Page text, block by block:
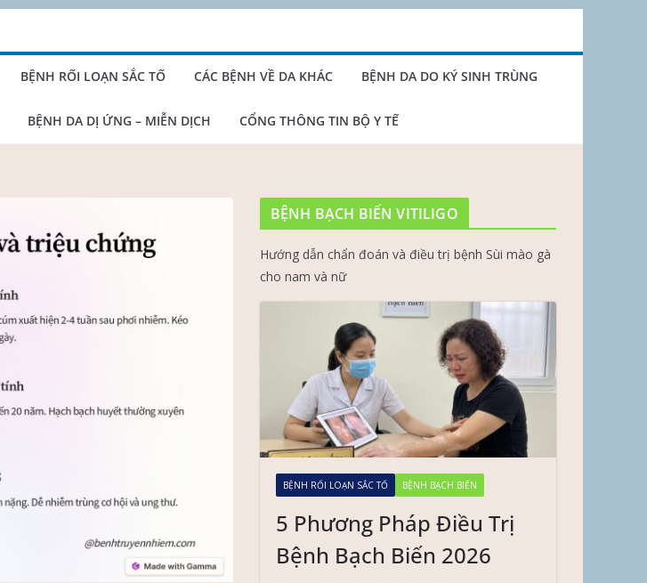
BỆNH RỐI LOẠN SẮC TỐ CÁC BỆNH VỀ DA KHÁC BỆNH DA DO KÝ SINH TRÙNG
BỆNH DA DỊ ỨNG – MIỄN DỊCH CỔNG THÔNG TIN BỘ Y TẾ
BỆNH BẠCH BIẾN VITILIGO
Hướng dẫn chẩn đoán và điều trị bệnh Sùi mào gà
cho nam và nữ
BỆNH RỐI LOẠN SẮC TỐ BỆNH BẠCH BIẾN
5 Phương Pháp Điều Trị
Bệnh Bạch Biến 2026